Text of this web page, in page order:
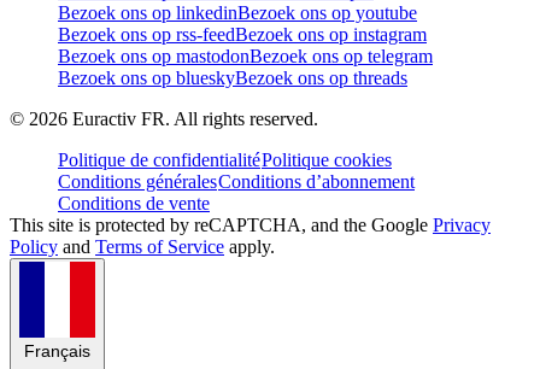
Bezoek ons op linkedinBezoek ons op youtube
Bezoek ons op rss-feedBezoek ons op instagram
Bezoek ons op mastodonBezoek ons op telegram
Bezoek ons op blueskyBezoek ons op threads
© 2026 Euractiv FR. All rights reserved.
Politique de confidentialitéPolitique cookies
Conditions généralesConditions d’abonnement
Conditions de vente
This site is protected by reCAPTCHA, and the Google Privacy
Policy and Terms of Service apply.
Français